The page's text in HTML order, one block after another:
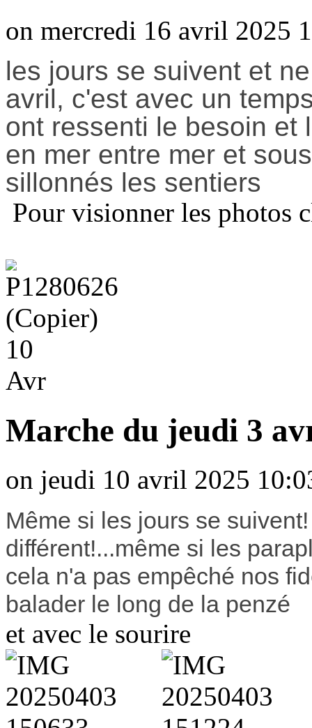
on mercredi 16 avril 2025
les jours se suivent et
avril, c'est avec un
ont ressenti le besoin et
en mer entre mer et
sillonnés les sentiers
Pour visionner les photos
10
Avr
Marche du jeudi 3
on jeudi 10 avril 2025
Même si les jours se
différent!...même si les
cela n'a pas empêché nos
balader le long de la penzé
et avec le sourire